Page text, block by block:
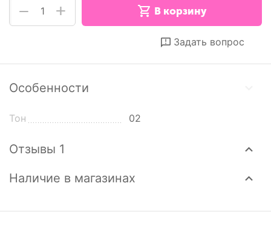
+
− В корзину
Задать вопрос
Особенности
Тон 02
Отзывы 1
Наличие в магазинах